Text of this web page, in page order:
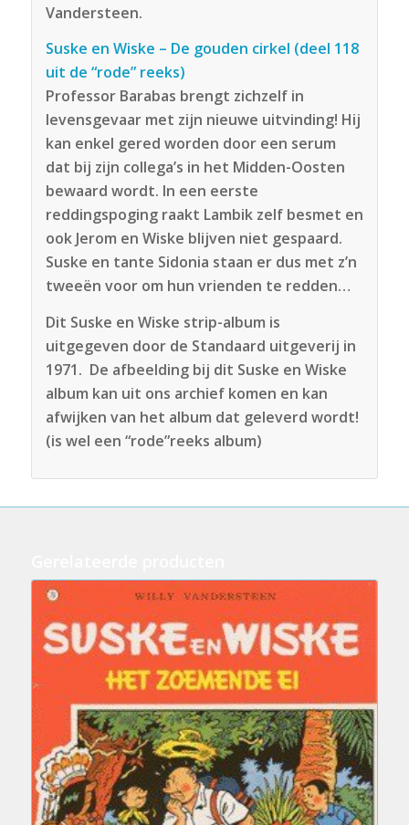
Vandersteen.
Suske en Wiske – De gouden cirkel (deel 118
uit de “rode” reeks)
Professor Barabas brengt zichzelf in
levensgevaar met zijn nieuwe uitvinding! Hij
kan enkel gered worden door een serum
dat bij zijn collega’s in het Midden-Oosten
bewaard wordt. In een eerste
reddingspoging raakt Lambik zelf besmet en
ook Jerom en Wiske blijven niet gespaard.
Suske en tante Sidonia staan er dus met z’n
tweeën voor om hun vrienden te redden…
Dit Suske en Wiske strip-album is
uitgegeven door de Standaard uitgeverij in
1971. De afbeelding bij dit Suske en Wiske
album kan uit ons archief komen en kan
afwijken van het album dat geleverd wordt!
(is wel een “rode”reeks album)